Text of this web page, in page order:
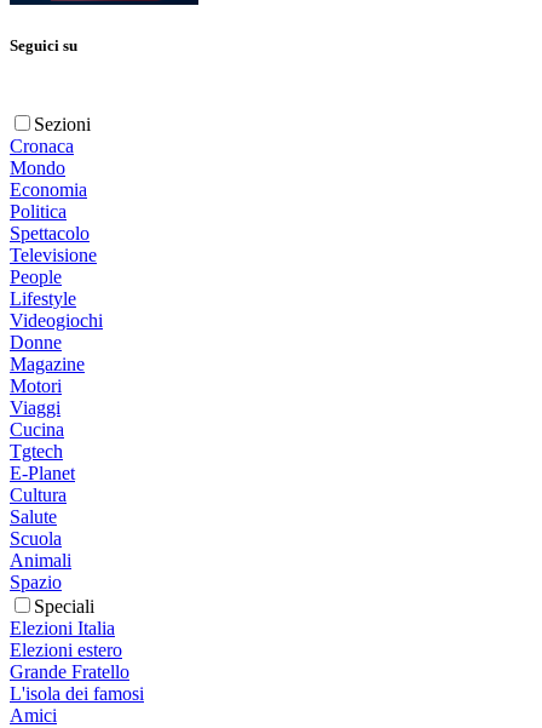
Seguici su
Sezioni
Cronaca
Mondo
Economia
Politica
Spettacolo
Televisione
People
Lifestyle
Videogiochi
Donne
Magazine
Motori
Viaggi
Cucina
Tgtech
E-Planet
Cultura
Salute
Scuola
Animali
Spazio
Speciali
Elezioni Italia
Elezioni estero
Grande Fratello
L'isola dei famosi
Amici